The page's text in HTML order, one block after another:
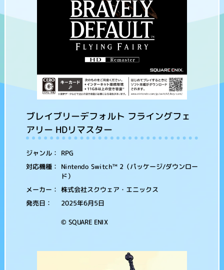
ブレイブリーデフォルト フライングフェ
アリー HDリマスター
ジャンル： RPG
対応機種： Nintendo Switch™ 2（パッケージ/ダウンロー
ド）
メーカー： 株式会社スクウェア・エニックス
発売日： 2025年6月5日
© SQUARE ENIX